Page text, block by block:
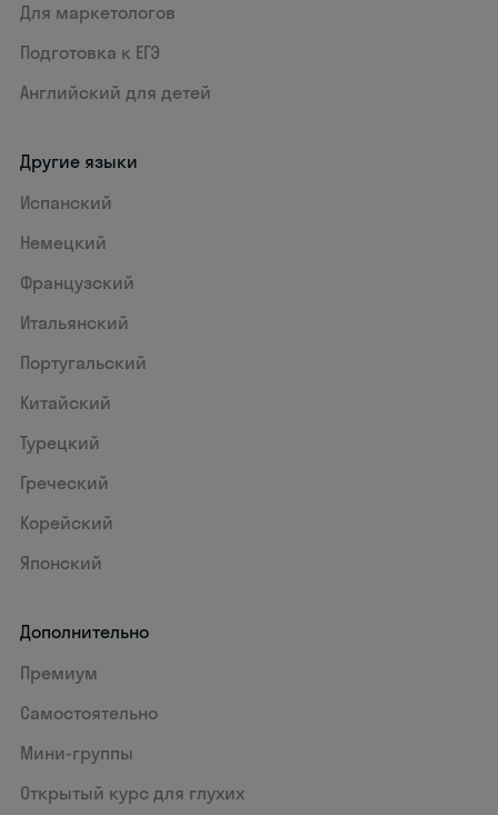
Для маркетологов
Подготовка к ЕГЭ
Английский для детей
Другие языки
Испанский
Немецкий
Французский
Итальянский
Португальский
Китайский
Турецкий
Греческий
Корейский
Японский
Дополнительно
Премиум
Самостоятельно
Мини-группы
Открытый курс для глухих